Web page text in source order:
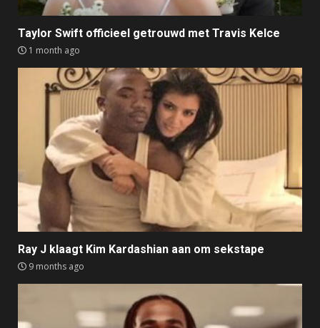
Taylor Swift officieel getrouwd met Travis Kelce
1 month ago
Ray J klaagt Kim Kardashian aan om sekstape
9 months ago